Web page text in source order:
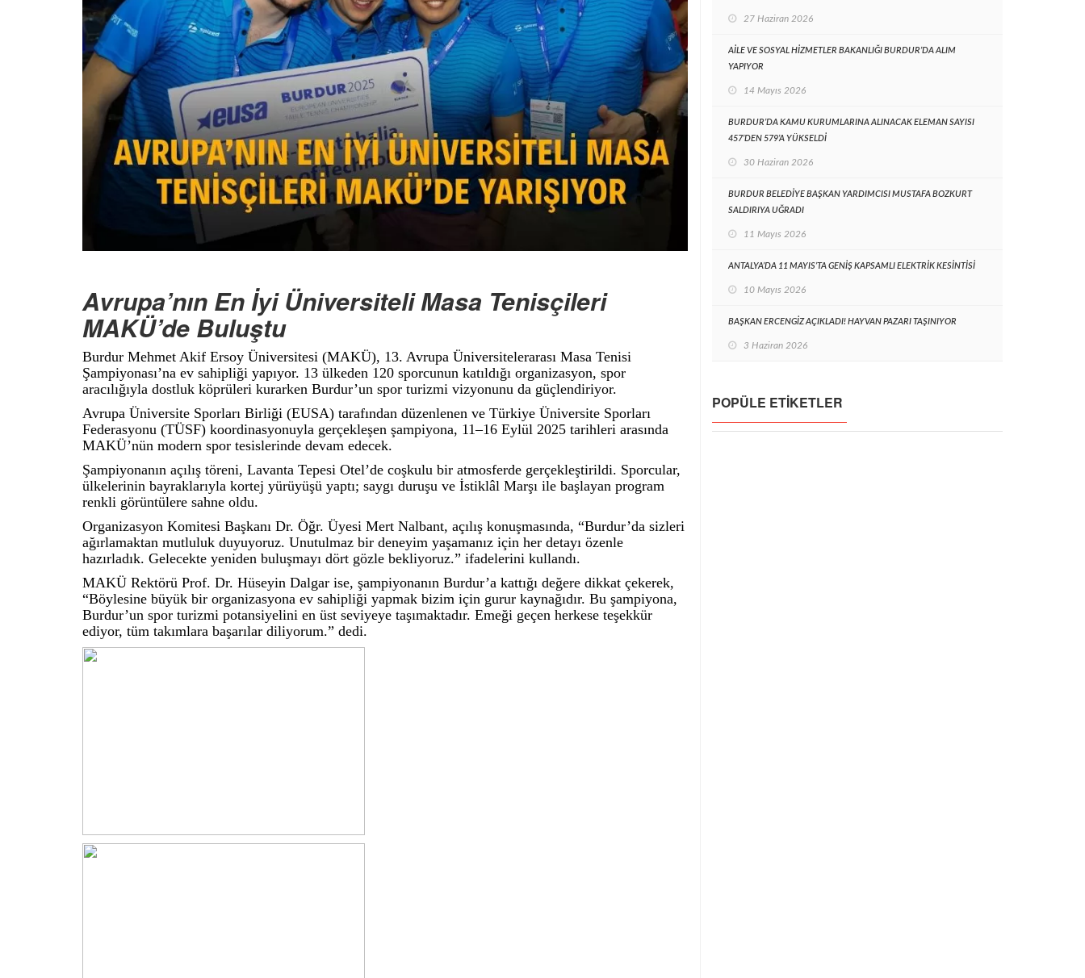
Avrupa’nın En İyi Üniversiteli Masa Tenisçileri
MAKÜ’de Buluştu
Burdur Mehmet Akif Ersoy Üniversitesi (MAKÜ), 13. Avrupa Üniversitelerarası Masa Tenisi
Şampiyonası’na ev sahipliği yapıyor. 13 ülkeden 120 sporcunun katıldığı organizasyon, spor
aracılığıyla dostluk köprüleri kurarken Burdur’un spor turizmi vizyonunu da güçlendiriyor.
Avrupa Üniversite Sporları Birliği (EUSA) tarafından düzenlenen ve Türkiye Üniversite Sporları
Federasyonu (TÜSF) koordinasyonuyla gerçekleşen şampiyona, 11–16 Eylül 2025 tarihleri arasında
MAKÜ’nün modern spor tesislerinde devam edecek.
Şampiyonanın açılış töreni, Lavanta Tepesi Otel’de coşkulu bir atmosferde gerçekleştirildi. Sporcular,
ülkelerinin bayraklarıyla kortej yürüyüşü yaptı; saygı duruşu ve İstiklâl Marşı ile başlayan program
renkli görüntülere sahne oldu.
Organizasyon Komitesi Başkanı Dr. Öğr. Üyesi Mert Nalbant, açılış konuşmasında, “Burdur’da sizleri
ağırlamaktan mutluluk duyuyoruz. Unutulmaz bir deneyim yaşamanız için her detayı özenle
hazırladık. Gelecekte yeniden buluşmayı dört gözle bekliyoruz.” ifadelerini kullandı.
MAKÜ Rektörü Prof. Dr. Hüseyin Dalgar ise, şampiyonanın Burdur’a kattığı değere dikkat çekerek,
“Böylesine büyük bir organizasyona ev sahipliği yapmak bizim için gurur kaynağıdır. Bu şampiyona,
Burdur’un spor turizmi potansiyelini en üst seviyeye taşımaktadır. Emeği geçen herkese teşekkür
ediyor, tüm takımlara başarılar diliyorum.” dedi.
27 Haziran 2026
AİLE VE SOSYAL HİZMETLER BAKANLIĞI BURDUR’DA ALIM
YAPIYOR
14 Mayıs 2026
BURDUR’DA KAMU KURUMLARINA ALINACAK ELEMAN SAYISI
457’DEN 579’A YÜKSELDİ
30 Haziran 2026
BURDUR BELEDİYE BAŞKAN YARDIMCISI MUSTAFA BOZKURT
SALDIRIYA UĞRADI
11 Mayıs 2026
ANTALYA’DA 11 MAYIS’TA GENİŞ KAPSAMLI ELEKTRİK KESİNTİSİ
10 Mayıs 2026
BAŞKAN ERCENGİZ AÇIKLADI! HAYVAN PAZARI TAŞINIYOR
3 Haziran 2026
POPÜLE ETIKETLER